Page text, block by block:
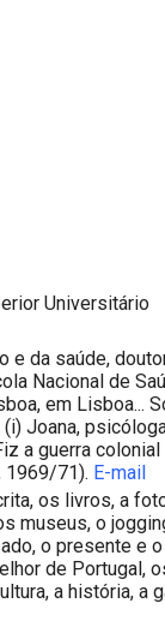
Universitário
e da saúde,
Nacional de
em Lisboa...
Joana,
a guerra colonial
1969/71). E-mail
os livros, a
museus, o
o presente e
de Portugal,
a história, a